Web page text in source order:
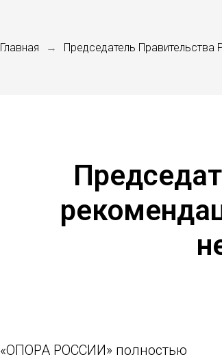
Главная → Председатель
«ОПОРА РОССИИ» полностью